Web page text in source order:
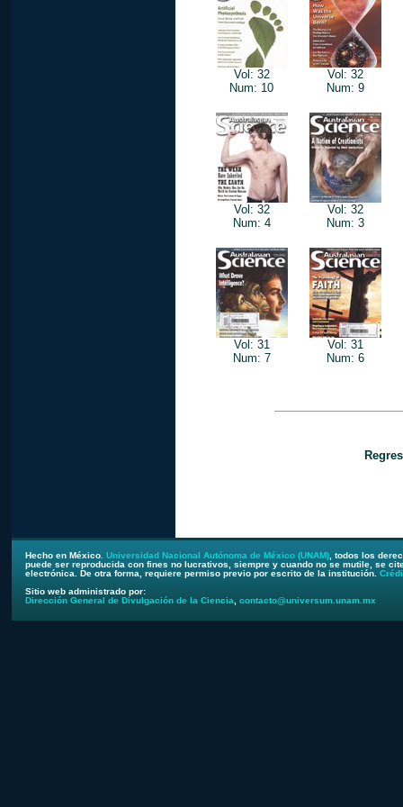
Vol: 32
Num: 10
Vol: 32
Num: 9
Vol: 32
Num: 4
Vol: 32
Num: 3
Vol: 31
Num: 7
Vol: 31
Num: 6
Hecho en México. Universidad Nacional Autónoma de México (UNAM), todos los
puede ser reproducida con fines no lucrativos, siempre y cuando no se mutile, se
electrónica. De otra forma, requiere permiso previo por escrito de la institución.
Sitio web administrado por:
Dirección General de Divulgación de la Ciencia
contacto@universum.unam.mx